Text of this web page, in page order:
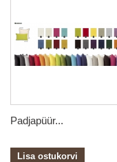
Padjapüür...
Lisa ostukorvi